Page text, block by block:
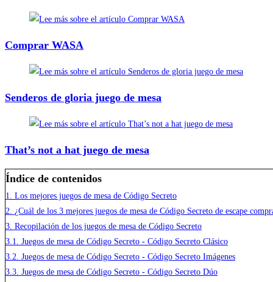
Comprar WASA
Senderos de gloria juego de mesa
That’s not a hat juego de mesa
Índice de contenidos
1. Los mejores juegos de mesa de Código Secreto
2. ¿Cuál de los 3 mejores juegos de mesa de Código Secreto de escape
3. Recopilación de los juegos de mesa de Código Secreto
3.1. Juegos de mesa de Código Secreto - Código Secreto Clásico
3.2. Juegos de mesa de Código Secreto - Código Secreto Imágenes
3.3. Juegos de mesa de Código Secreto - Código Secreto Dúo